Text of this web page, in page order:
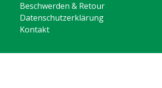
Beschwerden & Retour
Datenschutzerklärung
Kontakt